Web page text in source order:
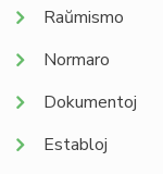
Raŭmismo
Normaro
Dokumentoj
Establoj